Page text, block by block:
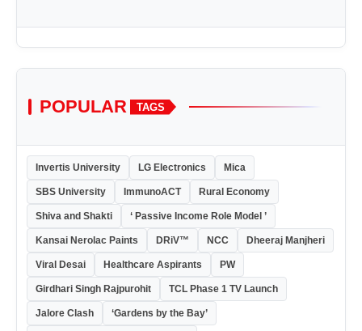
POPULAR TAGS
Invertis University LG Electronics Mica
SBS University ImmunoACT Rural Economy
Shiva and Shakti ‘ Passive Income Role Model ’
Kansai Nerolac Paints DRiV™ NCC Dheeraj Manjheri
Viral Desai Healthcare Aspirants PW
Girdhari Singh Rajpurohit TCL Phase 1 TV Launch
Jalore Clash ‘Gardens by the Bay’